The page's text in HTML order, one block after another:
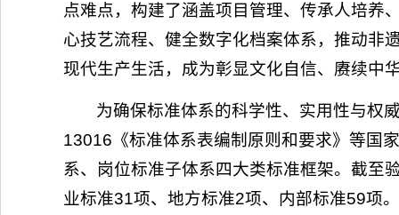
点难点，构建了涵盖项目管理、传承人培养
心技艺流程、健全数字化档案体系，推动非
现代生产生活，成为彰显文化自信、赓续中
为确保标准体系的科学性、实用性与权
13016《标准体系表编制原则和要求》等国
系、岗位标准子体系四大类标准框架。截至
业标准31项、地方标准2项、内部标准59项